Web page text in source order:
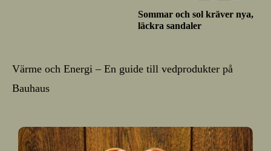
Sommar och sol kräver nya,
läckra sandaler
Värme och Energi – En guide till vedprodukter på
Bauhaus